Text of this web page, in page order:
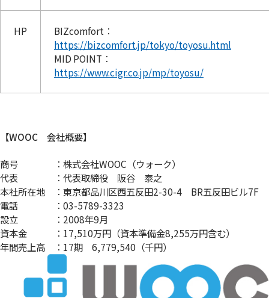
HP
BIZcomfort：
https://bizcomfort.jp/tokyo/toyosu.html
MID POINT：
https://www.cigr.co.jp/mp/toyosu/
【WOOC 会社概要】
商号 ：株式会社WOOC（ウォーク）
代表 ：代表取締役 阪谷 泰之
本社所在地 ：東京都品川区西五反田2-30-4 BR五反田ビル7F
電話 ：03-5789-3323
設立 ：2008年9月
資本金 ：17,510万円（資本準備金8,255万円含む）
年間売上高 ：17期 6,779,540（千円）